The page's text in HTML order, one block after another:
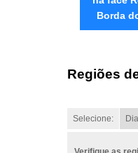
Borda
Regiões
Selecione: